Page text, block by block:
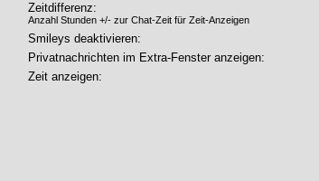
Zeitdifferenz:
Anzahl Stunden +/- zur Chat-Zeit für Zeit-Anzeigen
Smileys deaktivieren:
Privatnachrichten im Extra-Fenster anzeigen:
Zeit anzeigen: